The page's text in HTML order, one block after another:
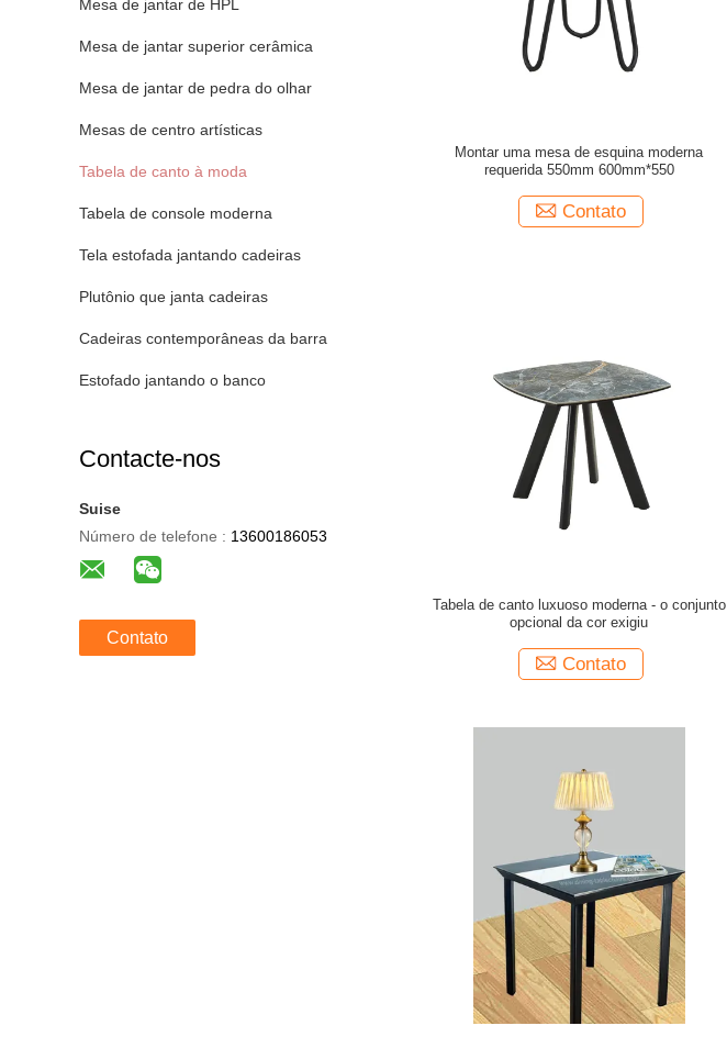
Mesa de jantar de HPL
Mesa de jantar superior cerâmica
Mesa de jantar de pedra do olhar
Mesas de centro artísticas
Tabela de canto à moda
Tabela de console moderna
Tela estofada jantando cadeiras
Plutônio que janta cadeiras
Cadeiras contemporâneas da barra
Estofado jantando o banco
Contacte-nos
Suise
Número de telefone : 13600186053
Contato
Montar uma mesa de esquina moderna
requerida 550mm 600mm*550
Contato
Tabela de canto luxuoso moderna - o conjunto
opcional da cor exigiu
Contato